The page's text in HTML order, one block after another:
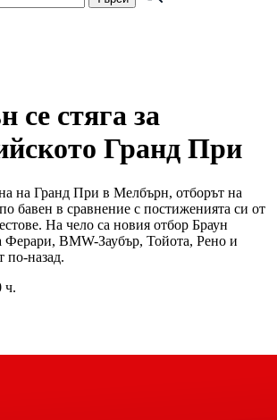
се стяга за
Гранд При
на Гранд При в Мелбърн, отборът на
бавен в сравнение с постиженията си от
На чело са новия отбор Браун
BMW-Заубър, Тойота, Рено и
по-назад.
ч.